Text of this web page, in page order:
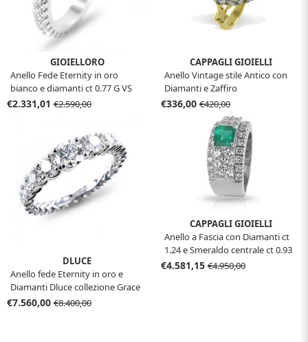
GIOIELLORO
Anello Fede Eternity in oro
bianco e diamanti ct 0.77 G VS
€2.331,01 €2.590,00
CAPPAGLI GIOIELLI
Anello Vintage stile Antico con
Diamanti e Zaffiro
€336,00 €420,00
DLUCE
Anello fede Eternity in oro e
Diamanti Dluce collezione Grace
€7.560,00 €8.400,00
CAPPAGLI GIOIELLI
Anello a Fascia con Diamanti ct
1.24 e Smeraldo centrale ct 0.93
€4.581,15 €4.950,00